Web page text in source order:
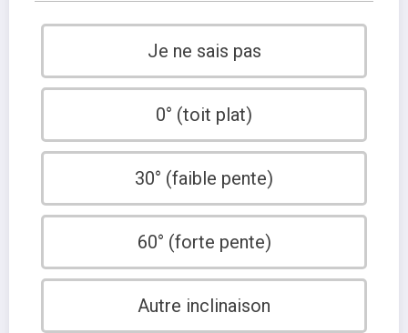
Je ne sais pas
0° (toit plat)
30° (faible pente)
60° (forte pente)
Autre inclinaison